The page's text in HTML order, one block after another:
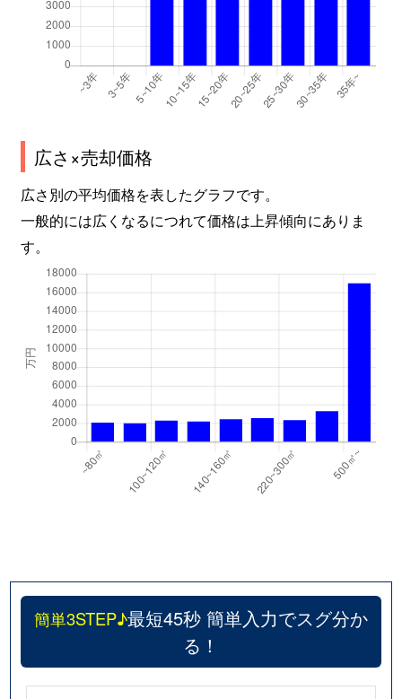
広さ×売却価格
広さ別の平均価格を表したグラフです。
一般的には広くなるにつれて価格は上昇傾向にありま
す。
簡単3STEP♪最短45秒 簡単入力でスグ分か
る！